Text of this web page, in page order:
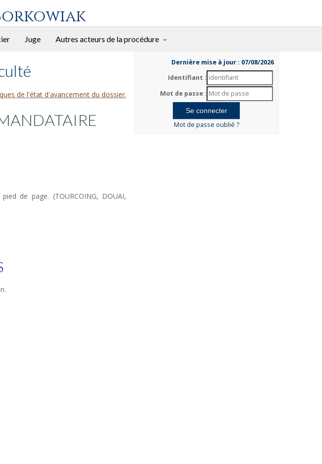
Juge Autres acteurs de la procédure
de l'état d'avancement du dossier.
de page. (TOURCOING, DOUAI,
Dernière mise à jour : 07/08/2026
Identifiant :
Mot de passe :
Mot de passe oublié ?